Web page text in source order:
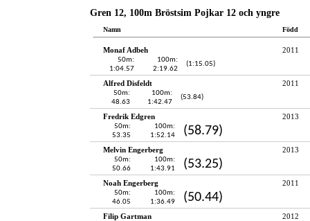
Gren 12, 100m Bröstsim Pojkar 12 och yngre
Namn Född
Monaf Adbeh 2011
50m:
1:04.57
100m:
2:19.62
(1:15.05)
Alfred Disfeldt 2011
50m:
48.63
100m:
1:42.47
(53.84)
Fredrik Edgren 2013
50m:
53.35
100m:
1:52.14
(58.79)
Melvin Engerberg 2013
50m:
50.66
100m:
1:43.91
(53.25)
Noah Engerberg 2011
50m:
46.05
100m:
1:36.49
(50.44)
Filip Gartman 2012